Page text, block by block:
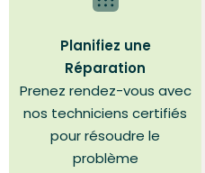
Planifiez une
Réparation
Prenez rendez-vous avec
nos techniciens certifiés
pour résoudre le
problème